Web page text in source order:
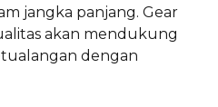
jangka panjang. Gear
akan mendukung
dengan